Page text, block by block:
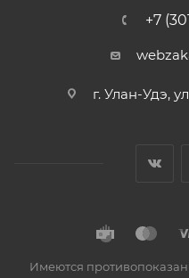
+7
г. Улан-Удэ,
Имеются